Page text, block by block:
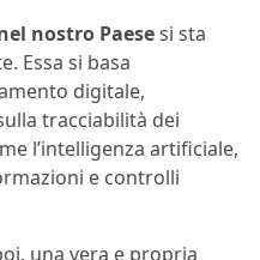
nostro Paesesi sta
Essa si basa
digitale,
tracciabilità dei
l’intelligenza artificiale,
e controlli
una vera e propria